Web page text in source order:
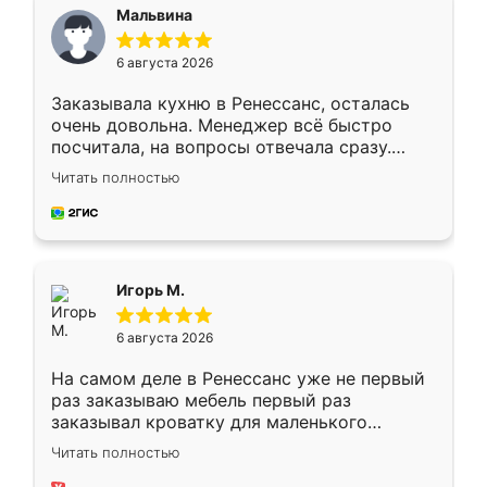
Мальвина
6 августа 2026
Заказывала кухню в Ренессанс, осталась
очень довольна. Менеджер всё быстро
посчитала, на вопросы отвечала сразу.
Замерщик приехал в субботу, подошёл к
делу со всей ответственностью. Собрали
за день, ребята работали аккуратно, даже
Читать полностью
Игорь М.
6 августа 2026
На самом деле в Ренессанс уже не первый
раз заказываю мебель первый раз
заказывал кроватку для маленького
ребёнка при его рождении ,во второй раз
заказал шкаф-купе. По качеству очень
Читать полностью